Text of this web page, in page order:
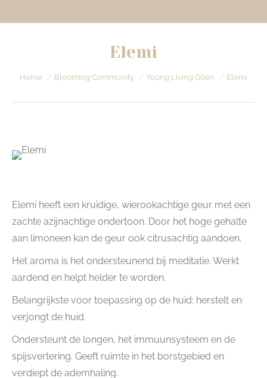
Elemi
Je bent hier:
Home Blooming Community Young Living Oliën Elemi
Elemi heeft een kruidige, wierookachtige geur met een
zachte azijnachtige ondertoon. Door het hoge gehalte
aan limoneen kan de geur ook citrusachtig aandoen.
Het aroma is het ondersteunend bij meditatie. Werkt
aardend en helpt helder te worden.
Belangrijkste voor toepassing op de huid: herstelt en
verjongt de huid.
Ondersteunt de longen, het immuunsysteem en de
spijsvertering. Geeft ruimte in het borstgebied en
verdiept de ademhaling.